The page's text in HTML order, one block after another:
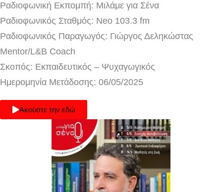
Ραδιοφωνική Εκπομπή: Μιλάμε για Σένα
Ραδιοφωνικός Σταθμός: Neo 103.3 fm
Ραδιοφωνικός Παραγωγός: Γιώργος Δεληκώστας
Mentor/L&B Coach
Σκοπός: Εκπαιδευτικός – Ψυχαγωγικός
Ημερομηνία Μετάδοσης: 06/05/2025
Ακούστε την εδώ